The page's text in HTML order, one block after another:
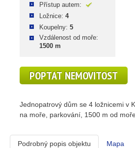
Přístup autem:
Ložnice: 4
Koupelny: 5
Vzdálenost od moře:
1500 m
POPTAT NEMOVITOST
Jednopatrový dům se 4 ložnicemi v
na moře, parkování, 1500 m od
Podrobný popis objektu Mapa